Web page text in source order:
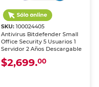
SKU: 100024405
Antivirus Bitdefender Small
Office Security 5 Usuarios 1
Servidor 2 Años Descargable
$2,699.00